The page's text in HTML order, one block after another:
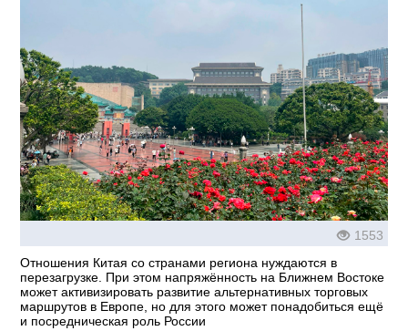
1553
Отношения Китая со странами региона нуждаются в
перезагрузке. При этом напряжённость на Ближнем Востоке
может активизировать развитие альтернативных торговых
маршрутов в Европе, но для этого может понадобиться ещё
и посредническая роль России